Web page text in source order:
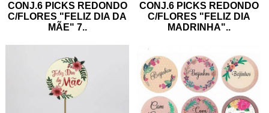
CONJ.6 PICKS REDONDO
C/FLORES "FELIZ DIA DA
MÃE" 7..
CONJ.6 PICKS REDONDO
C/FLORES "FELIZ DIA
MADRINHA"..